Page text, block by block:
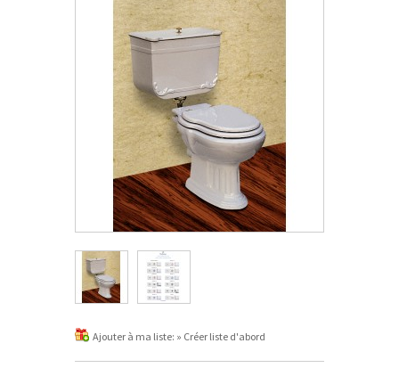
Ajouter à ma liste: » Créer liste d'abord